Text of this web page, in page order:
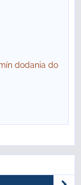
dodania do